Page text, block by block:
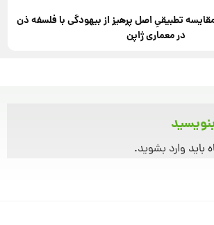
تطبیقیِ اصل پرهیز از بیهودگی با فلسفه ذن
در معماری ژاپن
باید وارد بشوید.